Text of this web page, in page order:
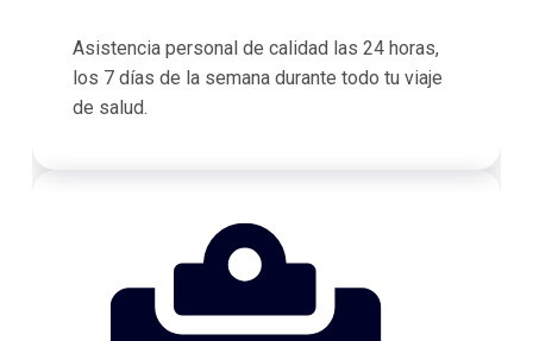
Asistencia personal de calidad las 24 horas,
los 7 días de la semana durante todo tu viaje
de salud.